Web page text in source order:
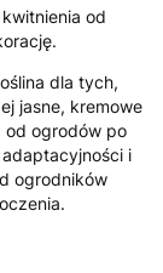
kwitnienia od
dla tych,
jasne, kremowe
od ogrodów po
i
ogrodników